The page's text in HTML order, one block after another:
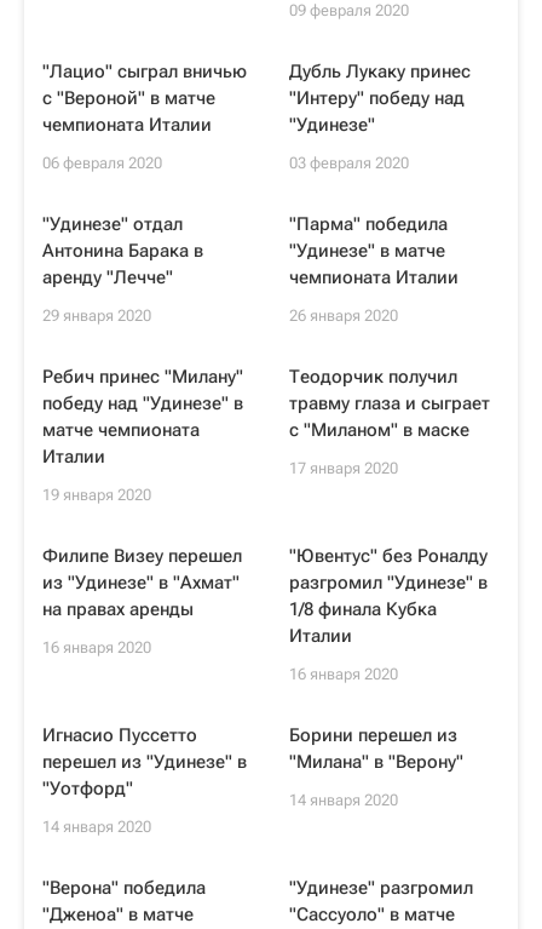
09 февраля 2020
"Лацио" сыграл вничью
с "Вероной" в матче
чемпионата Италии
06 февраля 2020
Дубль Лукаку принес
"Интеру" победу над
"Удинезе"
03 февраля 2020
"Удинезе" отдал
Антонина Барака в
аренду "Лечче"
29 января 2020
"Парма" победила
"Удинезе" в матче
чемпионата Италии
26 января 2020
Ребич принес "Милану"
победу над "Удинезе" в
матче чемпионата
Италии
19 января 2020
Теодорчик получил
травму глаза и сыграет
с "Миланом" в маске
17 января 2020
Филипе Визеу перешел
из "Удинезе" в "Ахмат"
на правах аренды
16 января 2020
"Ювентус" без Роналду
разгромил "Удинезе" в
1/8 финала Кубка
Италии
16 января 2020
Игнасио Пуссетто
перешел из "Удинезе" в
"Уотфорд"
14 января 2020
Борини перешел из
"Милана" в "Верону"
14 января 2020
"Верона" победила
"Дженоа" в матче
"Удинезе" разгромил
"Сассуоло" в матче